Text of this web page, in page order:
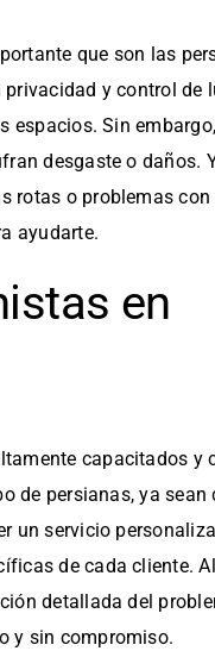
que son las
y control de
Sin
desgaste o daños.
rotas o problemas
ayudarte.
en
capacitados y
de persianas, ya sean
un servicio
de cada cliente. Al
detallada del
y sin compromiso.